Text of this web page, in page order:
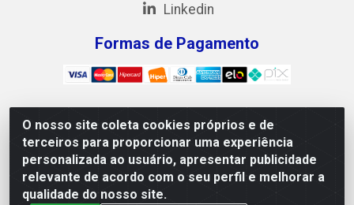
O nosso site coleta cookies próprios e de
terceiros para proporcionar uma experiência
personalizada ao usuário, apresentar publicidade
relevante de acordo com o seu perfil e melhorar a
qualidade do nosso site.
Linkedin
Formas de Pagamento
Mix Alimentos LTDA - Quadra Asr Ne 55 (412 Norte),
Alameda 02, S/N - Plano Diretor Norte, Palmas/TO - CEP
77.006-540 - CNPJ 05.922.500/0001-02